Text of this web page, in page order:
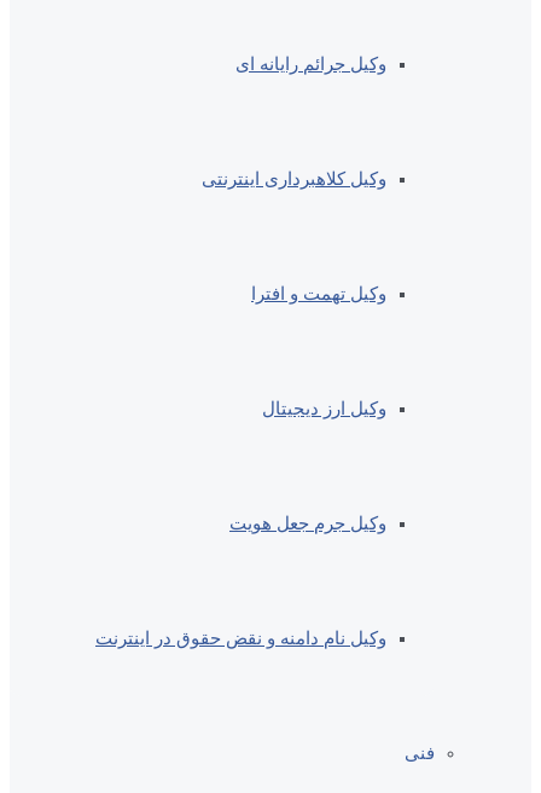
وکیل جرائم رایانه ای
وکیل کلاهبرداری اینترنتی
وکیل تهمت و افترا
وکیل ارز دیجیتال
وکیل جرم جعل هویت
وکیل نام دامنه و نقض حقوق در اینترنت
فنی